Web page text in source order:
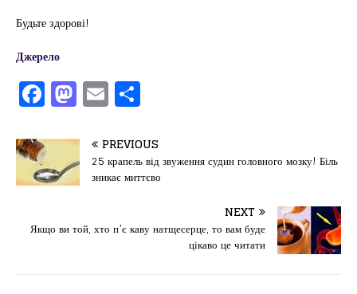
Будьте здорові!
Джерело
F
a
c
e
b
o
o
M
a
st
o
d
o
n
E
m
ai
l
іл
и
т
ис
я
PREVIOUS
25 крапель від звуження судин головного мозку! Біль
зникає миттєво
NEXT
Якщо ви той, хто п’є каву натщесерце, то вам буде
цікаво це читати